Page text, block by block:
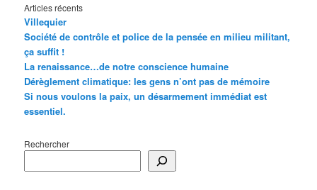
Articles récents
Villequier
Société de contrôle et police de la pensée en milieu militant,
ça suffit !
La renaissance…de notre conscience humaine
Dérèglement climatique: les gens n’ont pas de mémoire
Si nous voulons la paix, un désarmement immédiat est
essentiel.
Rechercher